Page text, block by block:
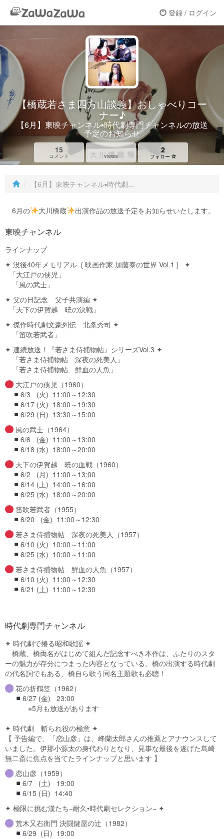
登録 / ログイン
【橋蔵若さま四方山談義】おしゃべりコー
ナー♪
【6月】東映チャンネル▪時代劇専門チャンネルの放送
予定のお知らせ
15
コメント views
2
フォロー
【6月】東映チャンネル▪時代劇...
6月の 大川橋蔵 出演作品の放送予定をお知らせいたします。
東映チャンネル
ラインナップ
✦ 没後40年メモリアル ❲映画作家 加藤泰の世界 Vol.1❳ ✦
「大江戸の侠児」
「風の武士」
✦ 父の日記念 父子共演編 ✦
「天下の伊賀越 暁の決戦」
✦ 傑作時代劇文豪列伝 北条秀司 ✦
「笛吹若武者」
✦ 連続放送！『若さま侍捕物帖』シリーズVol.3 ✦
「若さま侍捕物帖 深夜の死美人」
「若さま侍捕物帖 鮮血の人魚」
大江戸の侠児（1960）
6/3 (火) 11:00～12:30
6/17 (火) 18:00～19:30
6/29 (日) 13:30～15:00
風の武士（1964）
6/6 (金) 11:00～13:00
6/18 (水) 18:00～20:00
天下の伊賀越 暁の血戦（1960）
6/2 (月) 11:00～13:00
6/14 (土) 14:00～16:00
6/25 (水) 18:00～20:00
笛吹若武者（1955）
6/20 (金) 11:00～12:30
若さま侍捕物帖 深夜の死美人（1957）
6/10 (火) 10:00～11:00
6/25 (水) 10:00～11:00
若さま侍捕物帖 鮮血の人魚（1957）
6/10 (火) 11:00～12:30
6/21 (土) 11:00～12:30
時代劇専門チャンネル
✦ 時代劇で捲る昭和歌謡 ✦
橋蔵、橋両名がはじめて組んだ記念すべき本作は、ふたりのスタ
ーの魅力が存分につまった内容となっている。橋の出演する時代劇
の代名詞でもある、橋自ら歌う同名主題歌も必聴！
花の折鶴笠（1962）
6/27 (金) 23:00
※5月も放送があります
✦ 時代劇 斬られ役の極意 ✦
【 予告編で、「恋山彦」は、峰蘭太郎さんの推薦とアナウンスして
いました。伊那小源太の身代わりとなり、見事な最後を遂げた島崎
無二斎に焦点を当てたラインナップと思います 】
恋山彦（1959）
6/7 (土) 19:00
6/15 (日) 14:40
✦ 極限に挑む漢たち−耐久•時代劇セレクション− ✦
荒木又右衛門 決闘鍵屋の辻（1982）
6/29 (日) 19:00